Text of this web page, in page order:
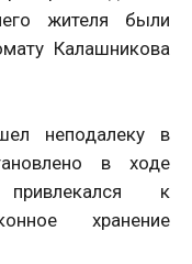
жителя были
Калашникова
неподалеку в
в ходе
к
хранение